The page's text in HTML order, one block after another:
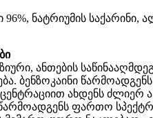
ნატრიუმის
ანთების
ბენზოკაინი
ახდენს ძლიერ
ფართო